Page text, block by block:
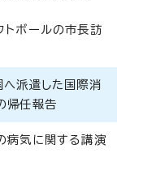
トボールの市長訪
へ派遣した国際消
帰任報告
病気に関する講演